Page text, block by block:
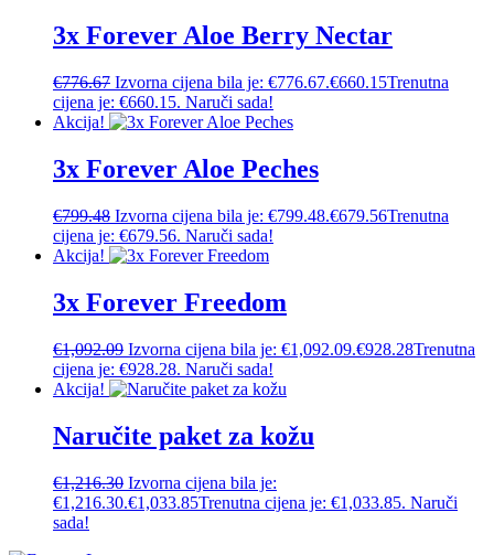
3x Forever Aloe Berry Nectar
€776.67 Izvorna cijena bila je: €776.67.€660.15Trenutna
cijena je: €660.15. Naruči sada!
Akcija!
3x Forever Aloe Peches
€799.48 Izvorna cijena bila je: €799.48.€679.56Trenutna
cijena je: €679.56. Naruči sada!
Akcija!
3x Forever Freedom
€1,092.09 Izvorna cijena bila je: €1,092.09.€928.28Trenutna
cijena je: €928.28. Naruči sada!
Akcija!
Naručite paket za kožu
€1,216.30 Izvorna cijena bila je:
€1,216.30.€1,033.85Trenutna cijena je: €1,033.85. Naruči
sada!